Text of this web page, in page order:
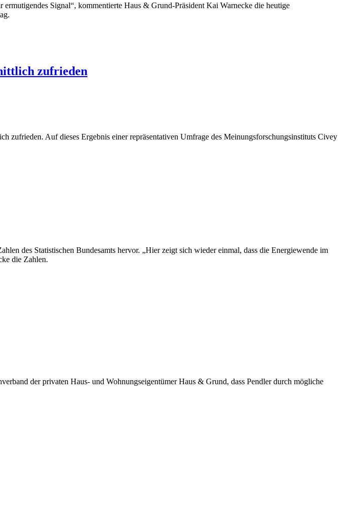
Signal“, kommentierte Haus & Grund-Präsident Kai Warnecke die heutige
zufrieden
Auf dieses Ergebnis einer repräsentativen Umfrage des Meinungsforschungsinstituts Civey
des Statistischen Bundesamts hervor. „Hier zeigt sich wieder einmal, dass die Energiewende im
die Zahlen.
der privaten Haus- und Wohnungseigentümer Haus & Grund, dass Pendler durch mögliche